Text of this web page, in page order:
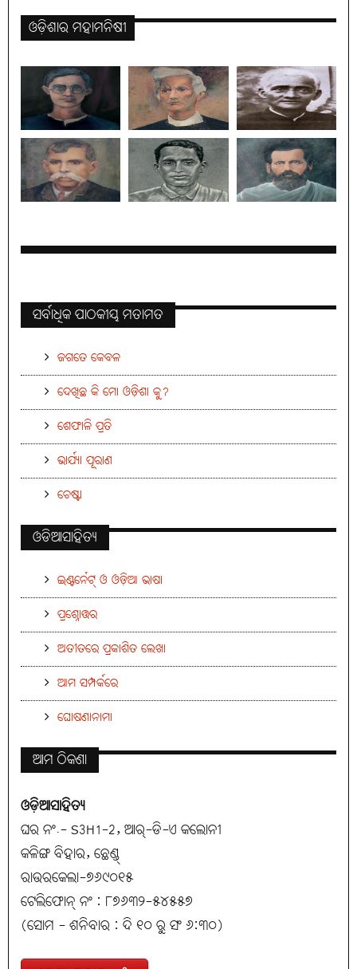
ଓଡ଼ିଶାର ମହାମନିଷୀ
ସର୍ବାଧିକ ପାଠକୀୟ ମତାମତ
ଜଗତେ କେବଳ
ଦେଖିଛ କି ମୋ ଓଡ଼ିଶା କୁ?
ଶେଫାଳି ପ୍ରତି
ଭାର୍ଯ୍ୟା ପୂରାଣ
ଚେଷ୍ଟା
ଓଡିଆସାହିତ୍ୟ
ଇଣ୍ଟର୍ନେଟ୍ ଓ ଓଡ଼ିଆ ଭାଷା
ପ୍ରଶ୍ନୋତ୍ତର
ଅତୀତରେ ପ୍ରକାଶିତ ଲେଖା
ଆମ ସମ୍ପର୍କରେ
ଘୋଷଣାନାମା
ଆମ ଠିକଣା
ଓଡ଼ିଆସାହିତ୍ୟ
ଘର ନଂ.- S3H1-2, ଆର୍-ଡି-ଏ କଲୋନୀ
କଳିଙ୍ଗ ବିହାର, ଛେଣ୍ଡ୍
ରାଉରକେଲା-୭୬୯୦୧୫
ଟେଲିଫୋନ୍ ନଂ : ୮୭୬୩୨-୫୪୫୫୭
(ସୋମ - ଶନିବାର : ଦି ୧୦ ରୁ ସଂ ୬:୩୦)